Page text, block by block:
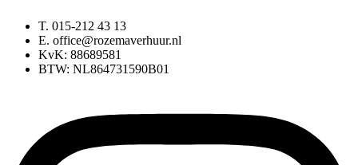
T. 015-212 43 13
E. office@rozemaverhuur.nl
KvK: 88689581
BTW: NL864731590B01